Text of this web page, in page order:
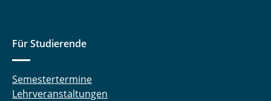
Für Studierende
Semestertermine
Lehrveranstaltungen